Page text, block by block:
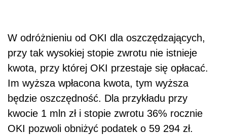
W odróżnieniu od OKI dla oszczędzających,
przy tak wysokiej stopie zwrotu nie istnieje
kwota, przy której OKI przestaje się opłacać.
Im wyższa wpłacona kwota, tym wyższa
będzie oszczędność. Dla przykładu przy
kwocie 1 mln zł i stopie zwrotu 36% rocznie
OKI pozwoli obniżyć podatek o 59 294 zł.